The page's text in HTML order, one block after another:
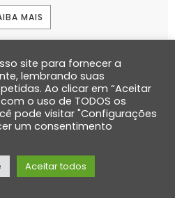
MAIS
site para fornecer a
lembrando suas
Ao clicar em “Aceitar
o uso de TODOS os
pode visitar "Configurações
um consentimento
Aceitar todos